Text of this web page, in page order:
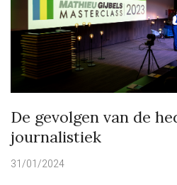
De gevolgen van de
journalistiek
31/01/2024